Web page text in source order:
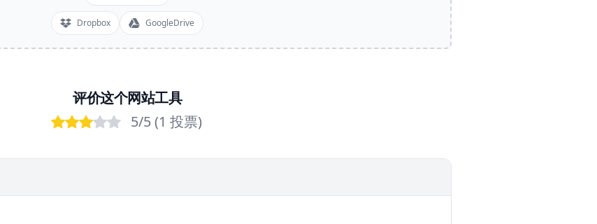
Dropbox GoogleDrive
评价这个网站工具
BadPoor
OKGoodExcellent
5/5 (1 投票)